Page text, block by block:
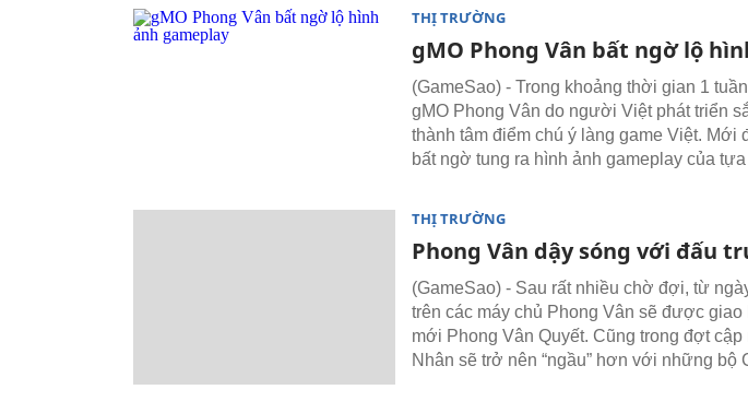
THỊ TRƯỜNG
gMO Phong Vân bất ngờ lộ
(GameSao) - Trong khoảng thời gian 1
gMO Phong Vân do người Việt phát triển
thành tâm điểm chú ý làng game Việt. Mới
bất ngờ tung ra hình ảnh gameplay của tựa
THỊ TRƯỜNG
Phong Vân dậy sóng với đấu
(GameSao) - Sau rất nhiều chờ đợi, từ
trên các máy chủ Phong Vân sẽ được
mới Phong Vân Quyết. Cũng trong đợt cập
Nhân sẽ trở nên “ngầu” hơn với những bộ